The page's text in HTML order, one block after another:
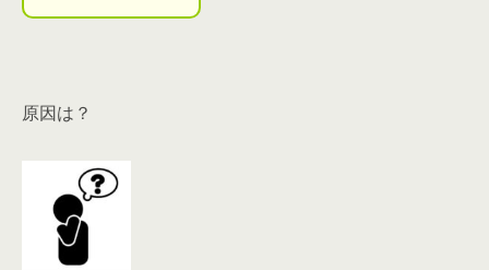
原因は？